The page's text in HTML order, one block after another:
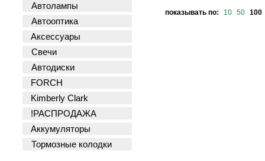
Автолампы
Автооптика
Аксессуары
Свечи
Автодиски
FORCH
Kimberly Clark
!РАСПРОДАЖА
Аккумуляторы
Тормозные колодки
показывать по: 10 50 100